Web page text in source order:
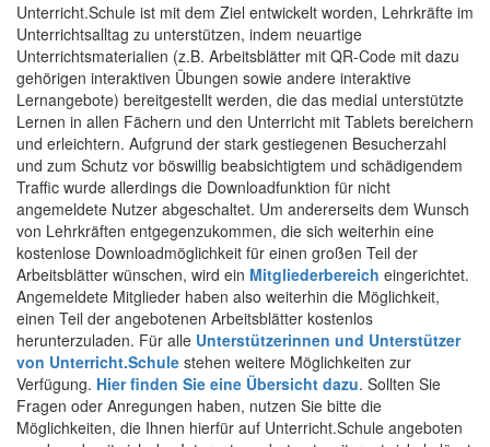
Unterricht.Schule ist mit dem Ziel entwickelt worden, Lehrkräfte im
Unterrichtsalltag zu unterstützen, indem neuartige
Unterrichtsmaterialien (z.B. Arbeitsblätter mit QR-Code mit dazu
gehörigen interaktiven Übungen sowie andere interaktive
Lernangebote) bereitgestellt werden, die das medial unterstützte
Lernen in allen Fächern und den Unterricht mit Tablets bereichern
und erleichtern. Aufgrund der stark gestiegenen Besucherzahl
und zum Schutz vor böswillig beabsichtigtem und schädigendem
Traffic wurde allerdings die Downloadfunktion für nicht
angemeldete Nutzer abgeschaltet. Um andererseits dem Wunsch
von Lehrkräften entgegenzukommen, die sich weiterhin eine
kostenlose Downloadmöglichkeit für einen großen Teil der
Arbeitsblätter wünschen, wird ein Mitgliederbereich eingerichtet.
Angemeldete Mitglieder haben also weiterhin die Möglichkeit,
einen Teil der angebotenen Arbeitsblätter kostenlos
herunterzuladen. Für alle Unterstützerinnen und Unterstützer
von Unterricht.Schule stehen weitere Möglichkeiten zur
Verfügung. Hier finden Sie eine Übersicht dazu. Sollten Sie
Fragen oder Anregungen haben, nutzen Sie bitte die
Möglichkeiten, die Ihnen hierfür auf Unterricht.Schule angeboten